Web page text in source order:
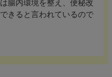
腸内環境を整え、便秘改
きると言われているので